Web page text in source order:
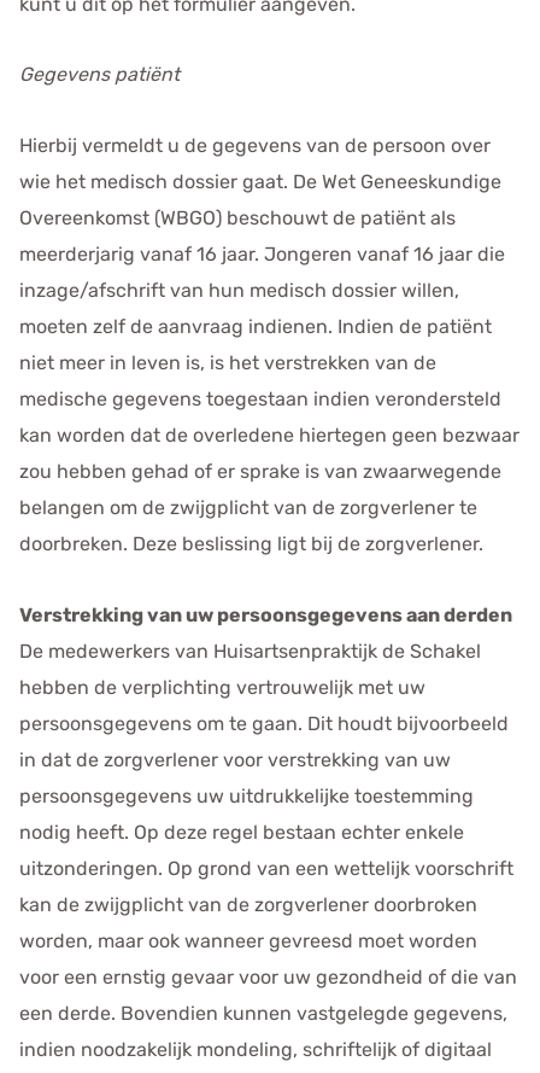
Gegevens patiënt
Hierbij vermeldt u de gegevens van de persoon over
wie het medisch dossier gaat. De Wet Geneeskundige
Overeenkomst (WBGO) beschouwt de patiënt als
meerderjarig vanaf 16 jaar. Jongeren vanaf 16 jaar die
inzage/afschrift van hun medisch dossier willen,
moeten zelf de aanvraag indienen. Indien de patiënt
niet meer in leven is, is het verstrekken van de
medische gegevens toegestaan indien verondersteld
kan worden dat de overledene hiertegen geen bezwaar
zou hebben gehad of er sprake is van zwaarwegende
belangen om de zwijgplicht van de zorgverlener te
doorbreken. Deze beslissing ligt bij de zorgverlener.
Verstrekking van uw persoonsgegevens aan derden
De medewerkers van Huisartsenpraktijk de Schakel
hebben de verplichting vertrouwelijk met uw
persoonsgegevens om te gaan. Dit houdt bijvoorbeeld
in dat de zorgverlener voor verstrekking van uw
persoonsgegevens uw uitdrukkelijke toestemming
nodig heeft. Op deze regel bestaan echter enkele
uitzonderingen. Op grond van een wettelijk voorschrift
kan de zwijgplicht van de zorgverlener doorbroken
worden, maar ook wanneer gevreesd moet worden
voor een ernstig gevaar voor uw gezondheid of die van
een derde. Bovendien kunnen vastgelegde gegevens,
indien noodzakelijk mondeling, schriftelijk of digitaal